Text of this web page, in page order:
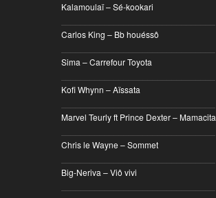
Kalamoulaï – Sé-kookari
Carlos King – Bb houéssô
Sima – Carrefour Toyota
Kofi Whynn – Aïssata
Marvel Teurly ft Prince Dexter – Mamacita
Chris le Wayne – Sommet
Big-Neriva – Viô vivi